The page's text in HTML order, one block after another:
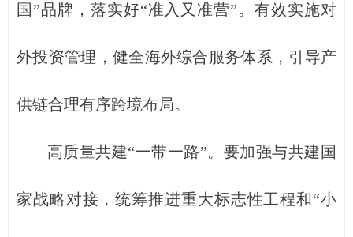
国”品牌，落实好“准入又准营”。有效实施对
外投资管理，健全海外综合服务体系，引导产
供链合理有序跨境布局。
高质量共建“一带一路”。要加强与共建国
家战略对接，统筹推进重大标志性工程和“小